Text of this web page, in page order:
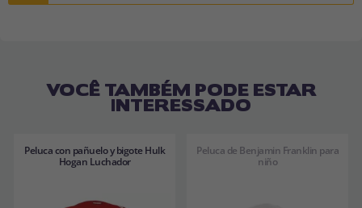
VOCÊ TAMBÉM PODE ESTAR
INTERESSADO
Peluca con pañuelo y bigote Hulk
Hogan Luchador
Peluca de Benjamin Franklin para
niño